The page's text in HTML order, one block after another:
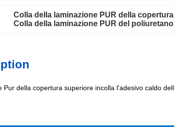
Colla della laminazione PUR della
Colla della laminazione PUR del poliuretano
Pur della copertura superiore incolla l'adesivo caldo